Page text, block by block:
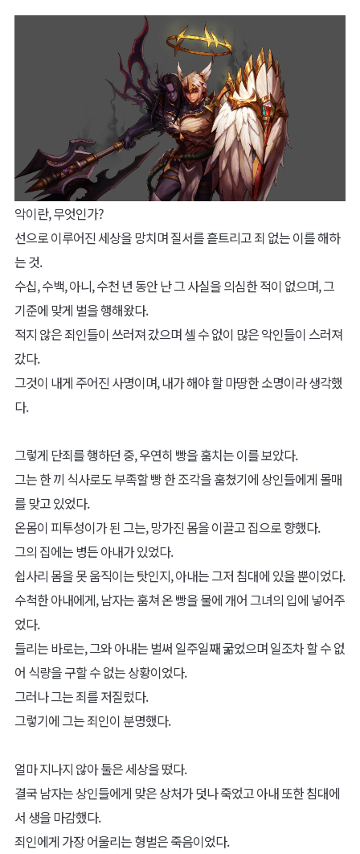
악이란, 무엇인가?
선으로 이루어진 세상을 망치며 질서를 흩트리고 죄 없는 이를 해하
는 것.
수십, 수백, 아니, 수천 년 동안 난 그 사실을 의심한 적이 없으며, 그
기준에 맞게 벌을 행해왔다.
적지 않은 죄인들이 쓰러져 갔으며 셀 수 없이 많은 악인들이 스러져
갔다.
그것이 내게 주어진 사명이며, 내가 해야 할 마땅한 소명이라 생각했
다.
그렇게 단죄를 행하던 중, 우연히 빵을 훔치는 이를 보았다.
그는 한 끼 식사로도 부족할 빵 한 조각을 훔쳤기에 상인들에게 몰매
를 맞고 있었다.
온몸이 피투성이가 된 그는, 망가진 몸을 이끌고 집으로 향했다.
그의 집에는 병든 아내가 있었다.
쉽사리 몸을 못 움직이는 탓인지, 아내는 그저 침대에 있을 뿐이었다.
수척한 아내에게, 남자는 훔쳐 온 빵을 물에 개어 그녀의 입에 넣어주
었다.
들리는 바로는, 그와 아내는 벌써 일주일째 굶었으며 일조차 할 수 없
어 식량을 구할 수 없는 상황이었다.
그러나 그는 죄를 저질렀다.
그렇기에 그는 죄인이 분명했다.
얼마 지나지 않아 둘은 세상을 떴다.
결국 남자는 상인들에게 맞은 상처가 덧나 죽었고 아내 또한 침대에
서 생을 마감했다.
죄인에게 가장 어울리는 형벌은 죽음이었다.